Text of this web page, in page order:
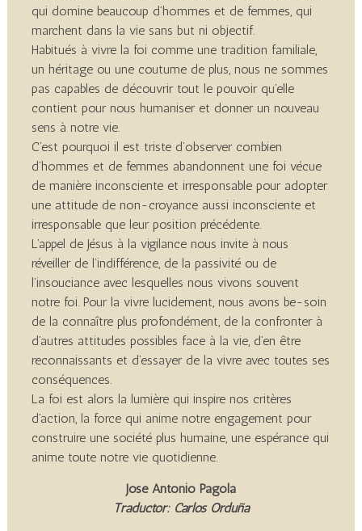
qui domine beaucoup d’hommes et de femmes, qui
marchent dans la vie sans but ni objectif.
Habitués à vivre la foi comme une tradition familiale,
un héritage ou une coutume de plus, nous ne sommes
pas capables de découvrir tout le pouvoir qu’elle
contient pour nous humaniser et donner un nouveau
sens à notre vie.
C’est pourquoi il est triste d’observer combien
d’hommes et de femmes abandonnent une foi vécue
de manière inconsciente et irresponsable pour adopter
une attitude de non-croyance aussi inconsciente et
irresponsable que leur position précédente.
L’appel de Jésus à la vigilance nous invite à nous
réveiller de l’indifférence, de la passivité ou de
l’insouciance avec lesquelles nous vivons souvent
notre foi. Pour la vivre lucidement, nous avons be-soin
de la connaître plus profondément, de la confronter à
d’autres attitudes possibles face à la vie, d’en être
reconnaissants et d’essayer de la vivre avec toutes ses
conséquences.
La foi est alors la lumière qui inspire nos critères
d’action, la force qui anime notre engagement pour
construire une société plus humaine, une espérance qui
anime toute notre vie quotidienne.
José Antonio Pagola
Traductor: Carlos Orduña